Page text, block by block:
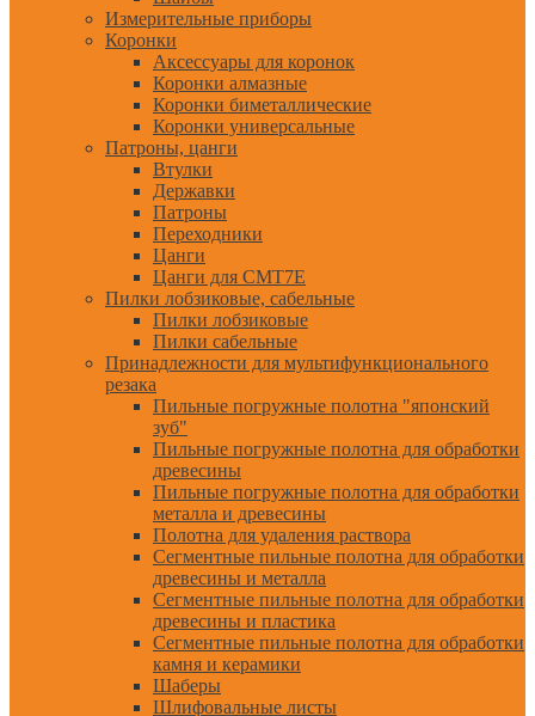
Измерительные приборы
Коронки
Аксессуары для коронок
Коронки алмазные
Коронки биметаллические
Коронки универсальные
Патроны, цанги
Втулки
Державки
Патроны
Переходники
Цанги
Цанги для CMT7E
Пилки лобзиковые, сабельные
Пилки лобзиковые
Пилки сабельные
Принадлежности для мультифункционального
резака
Пильные погружные полотна "японский
зуб"
Пильные погружные полотна для обработки
древесины
Пильные погружные полотна для обработки
металла и древесины
Полотна для удаления раствора
Сегментные пильные полотна для обработки
древесины и металла
Сегментные пильные полотна для обработки
древесины и пластика
Сегментные пильные полотна для обработки
камня и керамики
Шаберы
Шлифовальные листы